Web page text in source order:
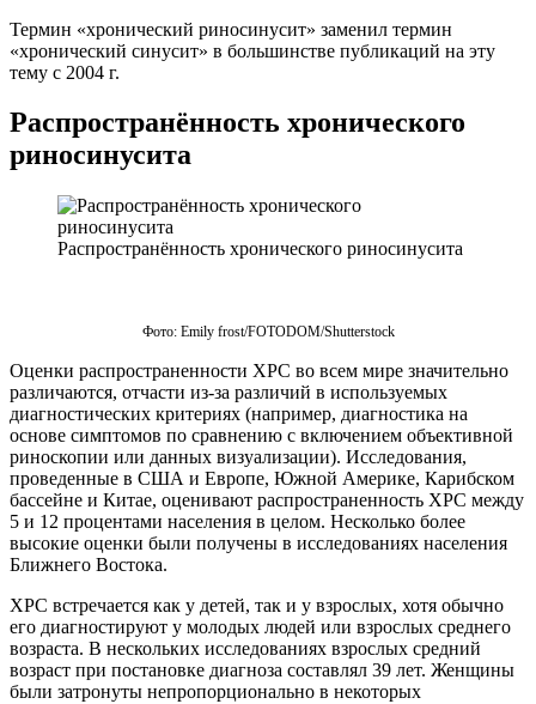
Термин «хронический риносинусит» заменил термин
«хронический синусит» в большинстве публикаций на эту
тему с 2004 г.
Распространённость хронического
риносинусита
Распространённость хронического риносинусита
Фото: Emily frost/FOTODOM/Shutterstoсk
Оценки распространенности ХРС во всем мире значительно
различаются, отчасти из-за различий в используемых
диагностических критериях (например, диагностика на
основе симптомов по сравнению с включением объективной
риноскопии или данных визуализации). Исследования,
проведенные в США и Европе, Южной Америке, Карибском
бассейне и Китае, оценивают распространенность ХРС между
5 и 12 процентами населения в целом. Несколько более
высокие оценки были получены в исследованиях населения
Ближнего Востока.
ХРС встречается как у детей, так и у взрослых, хотя обычно
его диагностируют у молодых людей или взрослых среднего
возраста. В нескольких исследованиях взрослых средний
возраст при постановке диагноза составлял 39 лет. Женщины
были затронуты непропорционально в некоторых